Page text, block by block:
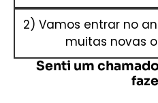
2) Vamos entrar no
muitas novas
Senti um